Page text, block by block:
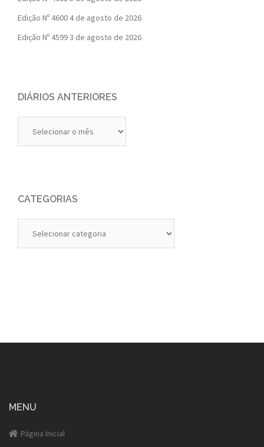
Edição Nº 4600 4 de agosto de 2026
Edição Nº 45993 de agosto de 2026
DIÁRIOS ANTERIORES
Anteriores
CATEGORIAS
MENU
Página Inicial